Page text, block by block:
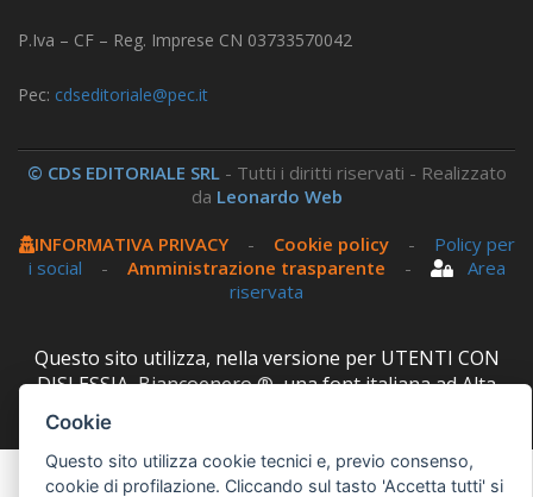
P.Iva – CF – Reg. Imprese CN 03733570042
Pec: cdseditoriale@pec.it
© CDS EDITORIALE SRL - Tutti i diritti riservati - Realizzato
da Leonardo Web
INFORMATIVA PRIVACY- Cookie policy- Policy per
i social - Amministrazione trasparente -
Area
riservata
Questo sito utilizza, nella versione per UTENTI CON
DISLESSIA,Biancoenero ®, una font italiana ad Alta
Cookie
Questo sito utilizza cookie tecnici e, previo consenso,
cookie di profilazione. Cliccando sul tasto 'Accetta tutti' si